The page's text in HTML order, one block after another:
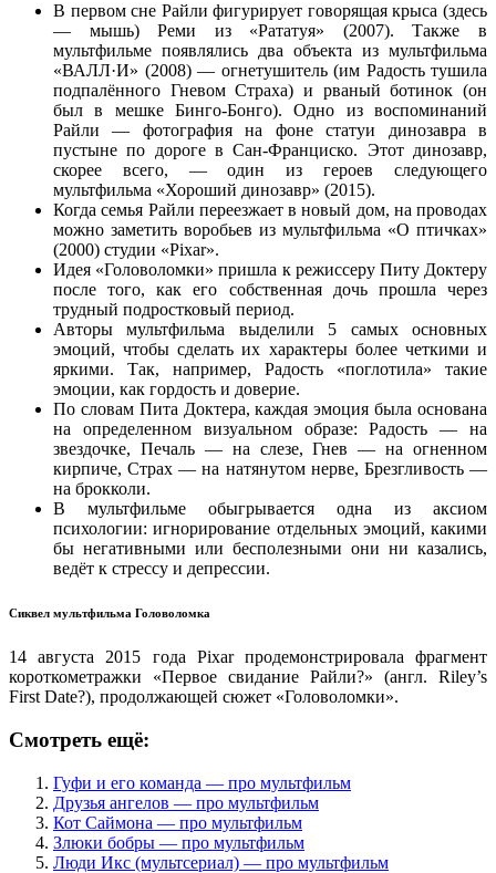
В первом сне Райли фигурирует говорящая крыса (здесь
— мышь) Реми из «Рататуя» (2007). Также в
мультфильме появлялись два объекта из мультфильма
«ВАЛЛ·И» (2008) — огнетушитель (им Радость тушила
подпалённого Гневом Страха) и рваный ботинок (он
был в мешке Бинго-Бонго). Одно из воспоминаний
Райли — фотография на фоне статуи динозавра в
пустыне по дороге в Сан-Франциско. Этот динозавр,
скорее всего, — один из героев следующего
мультфильма «Хороший динозавр» (2015).
Когда семья Райли переезжает в новый дом, на проводах
можно заметить воробьев из мультфильма «О птичках»
(2000) студии «Pixar».
Идея «Головоломки» пришла к режиссеру Питу Доктеру
после того, как его собственная дочь прошла через
трудный подростковый период.
Авторы мультфильма выделили 5 самых основных
эмоций, чтобы сделать их характеры более четкими и
яркими. Так, например, Радость «поглотила» такие
эмоции, как гордость и доверие.
По словам Пита Доктера, каждая эмоция была основана
на определенном визуальном образе: Радость — на
звездочке, Печаль — на слезе, Гнев — на огненном
кирпиче, Страх — на натянутом нерве, Брезгливость —
на брокколи.
В мультфильме обыгрывается одна из аксиом
психологии: игнорирование отдельных эмоций, какими
бы негативными или бесполезными они ни казались,
ведёт к стрессу и депрессии.
Сиквел мультфильма Головоломка
14 августа 2015 года Pixar продемонстрировала фрагмент
короткометражки «Первое свидание Райли?» (англ. Riley’s
First Date?), продолжающей сюжет «Головоломки».
Смотреть ещё:
Гуфи и его команда — про мультфильм
Друзья ангелов — про мультфильм
Кот Саймона — про мультфильм
Злюки бобры — про мультфильм
Люди Икс (мультсериал) — про мультфильм